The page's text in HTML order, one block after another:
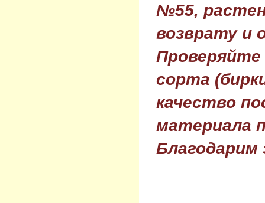
№55,
возврату и
Проверяйте
сорта
качество
материала
Благодарим